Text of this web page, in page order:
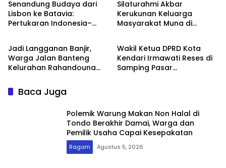
Senandung Budaya dari
Lisbon ke Batavia:
Pertukaran Indonesia–
Silaturahmi Akbar
Kerukunan Keluarga
Masyarakat Muna di
Inspirasi
Jadi Langganan Banjir,
Warga Jalan Banteng
Kelurahan Rahandouna
Ketua DPRD Kota Kendari
Ragam
Wakil Ketua DPRD Kota
Kendari Irmawati Reses di
Samping Pasar
Baca Juga
Polemik Warung Makan Non Halal di
Tondo Berakhir Damai, Warga dan
Pemilik Usaha Capai Kesepakatan
Ragam Agustus 5, 2026